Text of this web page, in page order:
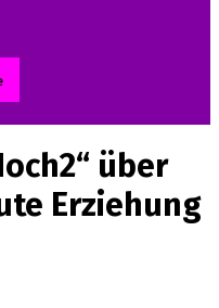
über
Erziehung